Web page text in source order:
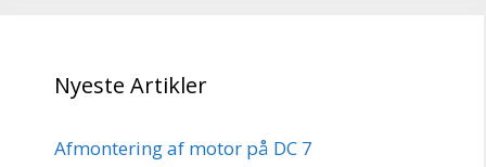
Nyeste Artikler
Afmontering af motor på DC 7